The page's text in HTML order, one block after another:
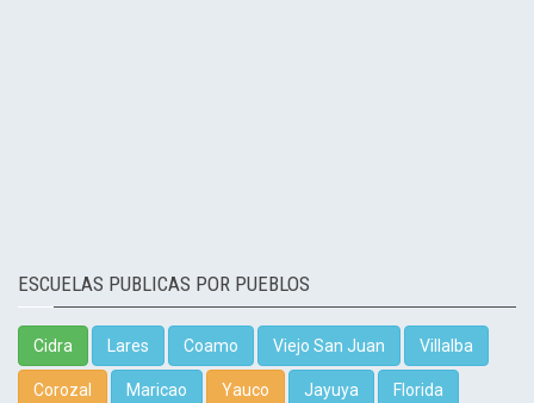
ESCUELAS PUBLICAS POR PUEBLOS
Cidra Lares Coamo Viejo San Juan Villalba
Corozal Maricao Yauco Jayuya Florida